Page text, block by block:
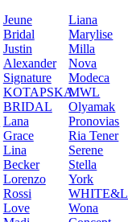
Jeune
Bridal
Justin
Alexander
Signature
KOTAPSKA
BRIDAL
Lana
Grace
Lina
Becker
Lorenzo
Rossi
Love
Liana
Marylise
Milla
Nova
Modeca
MWL
Olyamak
Pronovias
Ria Tener
Serene
Stella
York
Wona